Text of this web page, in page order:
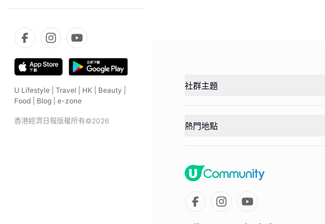
U Lifestyle Travel HK Beauty
Food
Blog e-zone
香港經濟日報版權所有©2026
社群主題
熱門地點